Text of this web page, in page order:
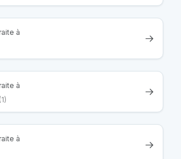
à
à
(1)
à